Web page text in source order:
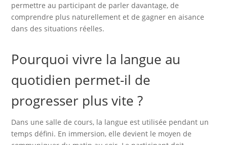
permettre au participant de parler davantage, de
comprendre plus naturellement et de gagner en aisance
dans des situations réelles.
Pourquoi vivre la langue au
quotidien permet-il de
progresser plus vite ?
Dans une salle de cours, la langue est utilisée pendant un
temps défini. En immersion, elle devient le moyen de